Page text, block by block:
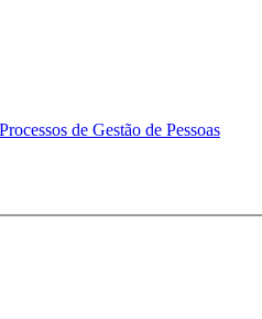
de Gestão de Pessoas